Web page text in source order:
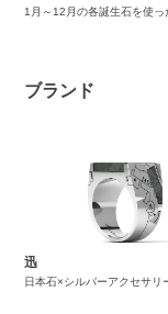
1月～12月の各誕生石を使っ
ブランド
迅
日本石×シルバーアクセサリ